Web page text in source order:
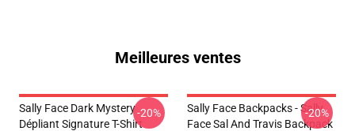
Meilleures ventes
Sally Face Dark Mystery
Dépliant Signature T-Shirt
-20%
Sally Face Backpacks - Sally
Face Sal And Travis Backpack
-20%